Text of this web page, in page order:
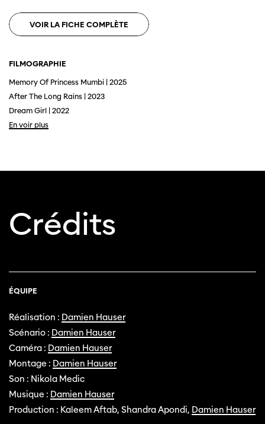
VOIR LA FICHE COMPLÈTE
FILMOGRAPHIE
Memory Of Princess Mumbi | 2025
After The Long Rains | 2023
Dream Girl | 2022
En voir plus
Crédits
ÉQUIPE
Réalisation : Damien Hauser
Scénario : Damien Hauser
Caméra : Damien Hauser
Montage : Damien Hauser
Son : Nikola Medic
Musique : Damien Hauser
Production : Kaleem Aftab, Shandra Apondi, Damien Hauser